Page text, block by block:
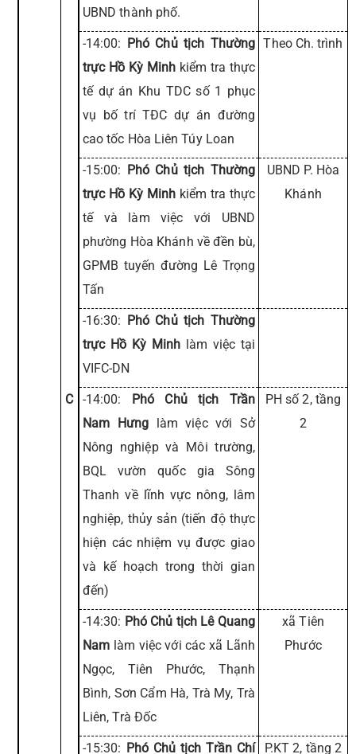
C
UBND thành phố.
-14:00: Phó Chủ tịch Thường
trực Hồ Kỳ Minh kiểm tra thực
tế dự án Khu TDC số 1 phục
vụ bố trí TĐC dự án đường
cao tốc Hòa Liên Túy Loan
Theo Ch. trình
-15:00: Phó Chủ tịch Thường
trực Hồ Kỳ Minh kiểm tra thực
tế và làm việc với UBND
phường Hòa Khánh về đền bù,
GPMB tuyến đường Lê Trọng
Tấn
UBND P. Hòa
Khánh
-16:30: Phó Chủ tịch Thường
trực Hồ Kỳ Minh làm việc tại
VIFC-DN
-14:00: Phó Chủ tịch Trần
Nam Hưng làm việc với Sở
Nông nghiệp và Môi trường,
BQL vườn quốc gia Sông
Thanh về lĩnh vực nông, lâm
nghiệp, thủy sản (tiến độ thực
hiện các nhiệm vụ được giao
và kế hoạch trong thời gian
đến)
PH số 2, tầng
2
-14:30: Phó Chủ tịch Lê Quang
Nam làm việc với các xã Lãnh
Ngọc, Tiên Phước, Thạnh
Bình, Sơn Cẩm Hà, Trà My, Trà
Liên, Trà Đốc
xã Tiên
Phước
-15:30: Phó Chủ tịch Trần Chí
P.KT 2, tầng 2